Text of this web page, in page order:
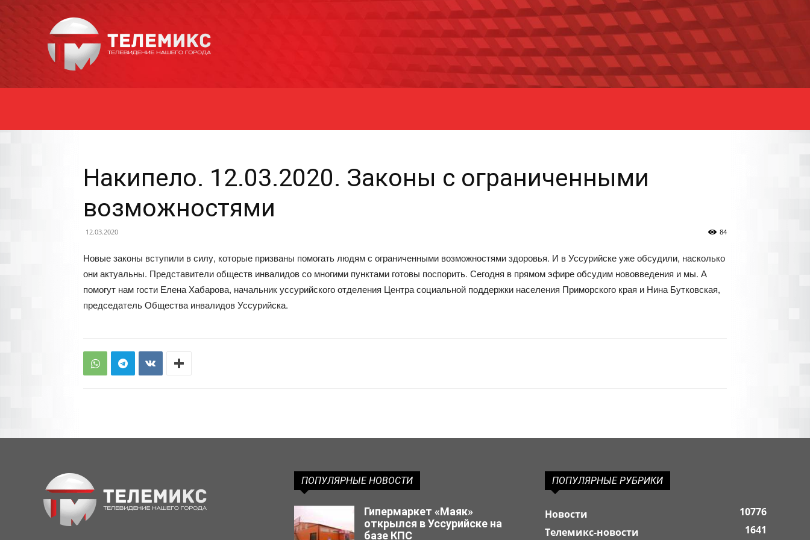
Уссурийска
Накипело. 12.03.2020. Законы с ограниченными
возможностями
12.03.2020 84
Новые законы вступили в силу, которые призваны помогать людям с ограниченными возможностями здоровья. И в Уссурийске уже обсудили, насколько
они актуальны. Представители обществ инвалидов со многими пунктами готовы поспорить. Сегодня в прямом эфире обсудим нововведения и мы. А
помогут нам гости Елена Хабарова, начальник уссурийского отделения Центра социальной поддержки населения Приморского края и Нина Бутковская,
председатель Общества инвалидов Уссурийска.
ПОПУЛЯРНЫЕ НОВОСТИ
Гипермаркет «Маяк»
открылся в Уссурийске на
базе КПС
ПОПУЛЯРНЫЕ РУБРИКИ
Новости
10776
Телемикс-новости
1641